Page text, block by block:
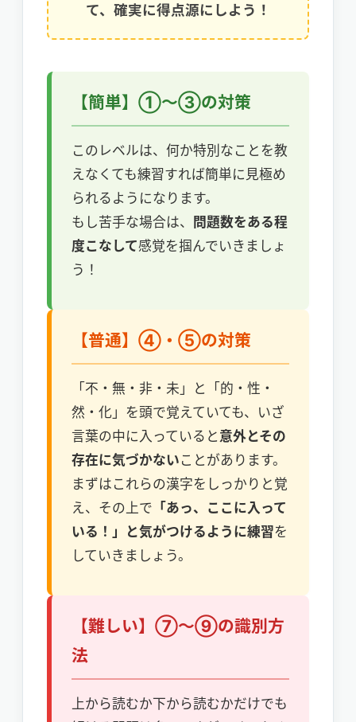
て、確実に得点源にしよう！
【簡単】①〜③の対策
このレベルは、何か特別なことを教
えなくても練習すれば簡単に見極め
られるようになります。
もし苦手な場合は、
問題数をある程
度こなして感覚を掴んでいきましょ
う！
【普通】④・⑤の対策
「不・無・非・未」と「的・性・
然・化」を頭で覚えていても、いざ
言葉の中に入っていると 意外とその
存在に気づかない ことがあります。
まずはこれらの漢字をしっかりと覚
え、その上で 「あっ、ここに入って
いる！」と気がつけるように練習を
していきましょう。
【難しい】⑦〜⑨の識別方
法
上から読むか下から読むかだけでも